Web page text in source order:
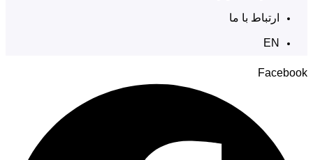
ارتباط با ما
EN
Facebook